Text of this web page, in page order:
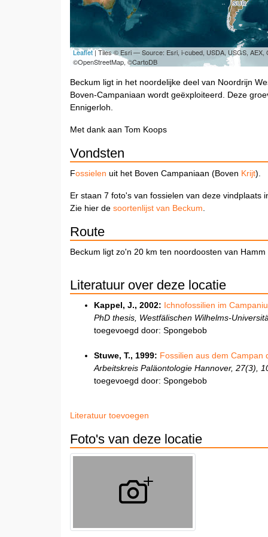
Leaflet| Tiles © Esri — Source: Esri, i-cubed, USDA, USGS, AEX,
©OpenStreetMap, ©CartoDB
Beckum ligt in het noordelijke deel van Noordrijn
Boven-Campaniaan wordt geëxploiteerd. Deze
Ennigerloh.
Met dank aan Tom Koops
Vondsten
Fossielen uit het Boven Campaniaan (Boven Krijt).
Er staan 7 foto's van fossielen van deze vindplaats
Zie hier de soortenlijst van Beckum
Route
Beckum ligt zo'n 20 km ten noordoosten van
Literatuur over deze locatie
Kappel, J., 2002: Ichnofossilien im
PhD thesis, Westfälischen Wilhelms-
toegevoegd door: Spongebob
Stuwe, T., 1999: Fossilien aus dem Campan
Arbeitskreis Paläontologie Hannover, 27(3),
toegevoegd door: Spongebob
Literatuur toevoegen
Foto's van deze locatie